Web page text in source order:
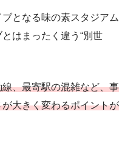
となる味の素スタジアム
はまったく違う“別世
、最寄駅の混雑など、事
大きく変わるポイントが